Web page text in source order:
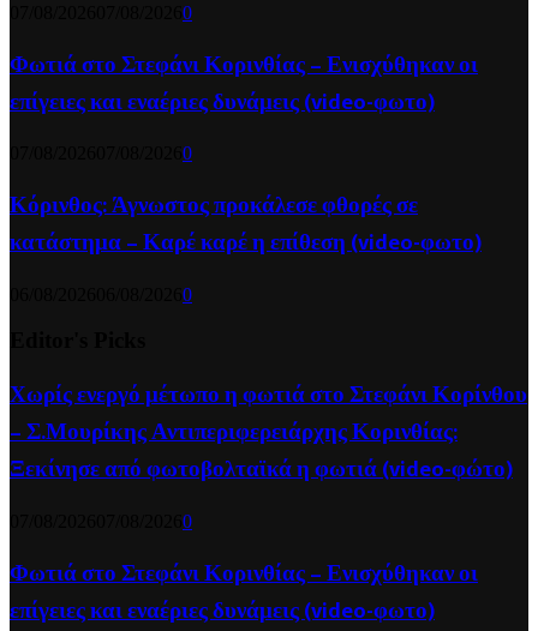
0
Φωτιά στο Στεφάνι Κορινθίας – Ενισχύθηκαν οι
επίγειες και εναέριες δυνάμεις (video-φωτο)
0
Κόρινθος: Άγνωστος προκάλεσε φθορές σε
κατάστημα – Καρέ καρέ η επίθεση (video-φωτο)
0
Χωρίς ενεργό μέτωπο η φωτιά στο Στεφάνι Κορίνθου
– Σ.Μουρίκης Αντιπεριφερειάρχης Κορινθίας:
Ξεκίνησε από φωτοβολταϊκά η φωτιά (video-φώτο)
0
Φωτιά στο Στεφάνι Κορινθίας – Ενισχύθηκαν οι
επίγειες και εναέριες δυνάμεις (video-φωτο)